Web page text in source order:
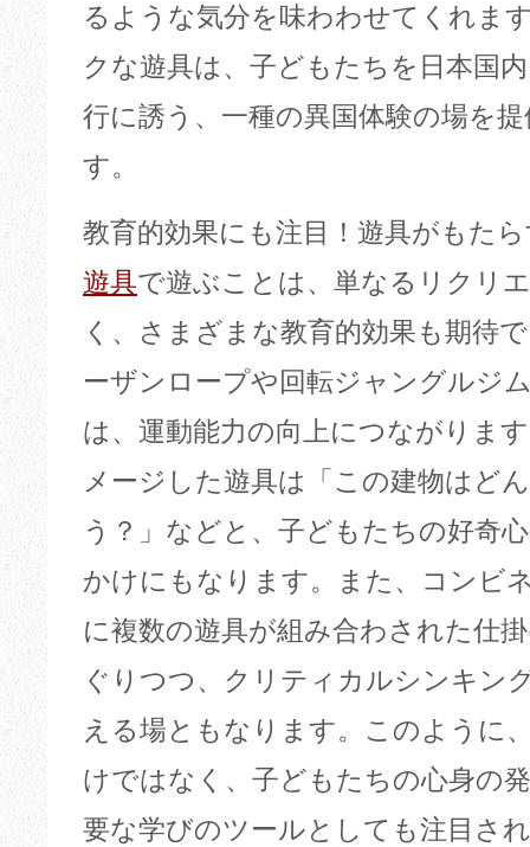
るような気分を味わわせてくれま
クな遊具は、子どもたちを日本国
行に誘う、一種の異国体験の場を
す。
教育的効果にも注目！遊具がもた
遊具で遊ぶことは、単なるリクリ
く、さまざまな教育的効果も期待
ーザンロープや回転ジャングルジ
は、運動能力の向上につながりま
メージした遊具は「この建物はど
う？」などと、子どもたちの好奇
かけにもなります。また、コンビ
に複数の遊具が組み合わされた仕
ぐりつつ、クリティカルシンキン
える場ともなります。このように
けではなく、子どもたちの心身の
要な学びのツールとしても注目さ